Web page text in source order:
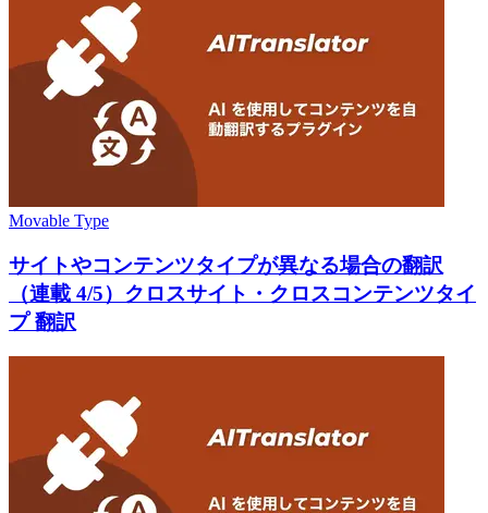
Movable Type
サイトやコンテンツタイプが異なる場合の翻訳
（連載 4/5）クロスサイト・クロスコンテンツタイ
プ 翻訳